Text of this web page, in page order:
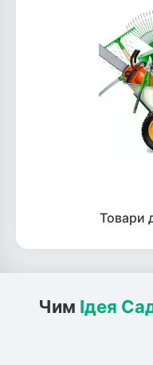
Товари
Чим Ідея